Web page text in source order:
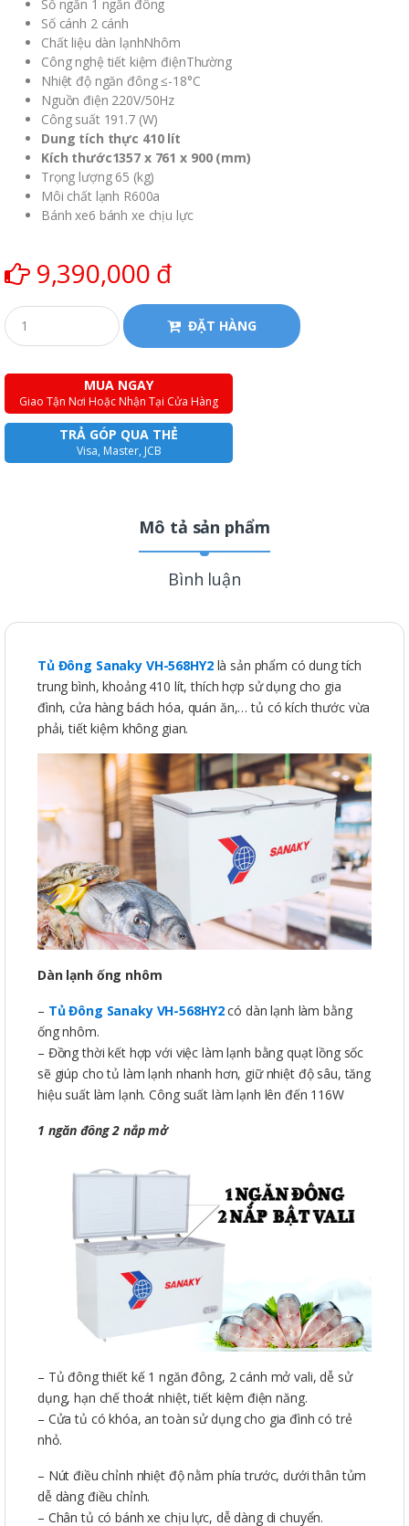
Số ngăn 1 ngăn đông
Số cánh 2 cánh
Chất liệu dàn lạnhNhôm
Công nghệ tiết kiệm điệnThường
Nhiệt độ ngăn đông ≤-18°C
Nguồn điện 220V/50Hz
Công suất 191.7 (W)
Dung tích thực 410 lít
Kích thước1357 x 761 x 900 (mm)
Trọng lượng 65 (kg)
Môi chất lạnh R600a
Bánh xe6 bánh xe chịu lực
9,390,000 đ
ĐẶT HÀNG
MUA NGAY
Giao Tận Nơi Hoặc Nhận Tại Cửa Hàng
TRẢ GÓP QUA THẺ
Visa, Master, JCB
Mô tả sản phẩm
Bình luận
Tủ Đông Sanaky VH-568HY2là sản phẩm có dung tích
trung bình, khoảng 410 lít, thích hợp sử dụng cho gia
đình, cửa hàng bách hóa, quán ăn,… tủ có kích thước vừa
phải, tiết kiệm không gian.
Dàn lạnh ống nhôm
– Tủ Đông Sanaky VH-568HY2có dàn lạnh làm bằng
ống nhôm.
– Đồng thời kết hợp với việc làm lạnh bằng quạt lồng sốc
sẽ giúp cho tủ làm lạnh nhanh hơn, giữ nhiệt độ sâu, tăng
hiệu suất làm lạnh. Công suất làm lạnh lên đến 116W
1 ngăn đông 2 nắp mở
– Tủ đông thiết kế 1 ngăn đông, 2 cánh mở vali, dễ sử
dụng, hạn chế thoát nhiệt, tiết kiệm điện năng.
– Cửa tủ có khóa, an toàn sử dụng cho gia đình có trẻ
nhỏ.
– Nút điều chỉnh nhiệt độ nằm phía trước, dưới thân tủm
dễ dàng điều chỉnh.
– Chân tủ có bánh xe chịu lực, dễ dàng di chuyển.